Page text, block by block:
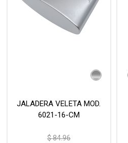
JALADERA VELETA MOD.
6021-16-CM
$84.96